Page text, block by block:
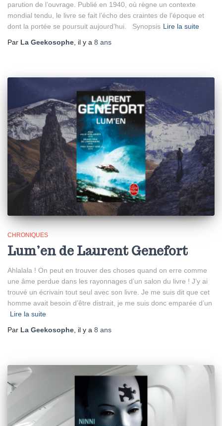
parution de l’ouvrage. Publié en 1940, où règne un contexte
mondial tendu, le livre se fait l’écho des craintes de l’époque et
dont la portée se poursuit aujourd’hui. Synopsis Lire la suite
Par La Geekosophe, il y a 8 ans
CHRONIQUES
Lum’en de Laurent Genefort
Ahlalala ! On peut en trouver des choses quand on erre comme
une âme perdue dans les rayonnages d’un salon du livre ! J’y ai
trouvé un écrivain tout seul avec son livre. Je me suis dit que cet
homme avait besoin d’être distrait, je me suis donc emparée d’un
Lire la suite
Par La Geekosophe , il y a 8 ans